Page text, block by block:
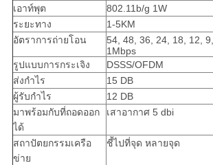
เอาท์พุต
802.11b/g 1W
ระยะทาง
1-5KM
อัตราการถ่ายโอน
54, 48, 36, 24, 18, 12,
1Mbps
รูปแบบการกระเจิง
DSSS/OFDM
ส่งกำไร
15 DB
ผู้รับกำไร
12 DB
มาพร้อมกับที่ถอดออก
ได้
เสาอากาศ 5 dbi
สถาปัตยกรรมเครือ
ข่าย
ชี้ไปที่จุด หลายจุด